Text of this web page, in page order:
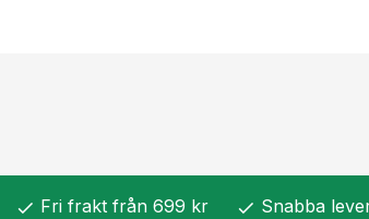
check Fri frakt från 699 kr check Snabba